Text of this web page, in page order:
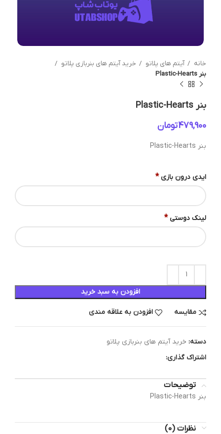
خانه آیتم های پلاتو
خرید آیتم های بنربازی پلاتو
بنر Plastic-Hearts
بنر Plastic-Hearts
تومان
بنر Plastic-Hearts
ایدی درون بازی *
لینک دوستی *
افزودن به سبد خرید
مقایسه افزودن به علاقه مندی
دسته: خرید آیتم های بنربازی پلاتو
اشتراک گذاری:
توضیحات
بنر Plastic-Hearts
نظرات (0)